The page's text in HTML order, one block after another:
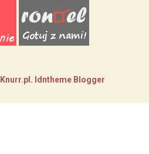
Knurr.pl. Idntheme Blogger